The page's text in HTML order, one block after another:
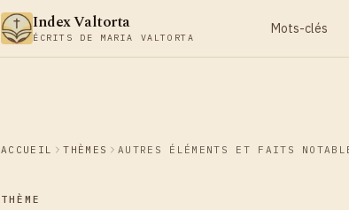
Index Valtorta
ÉCRITS DE MARIA VALTORTA
Mots-clés
ACCUEIL THÈMES AUTRES ÉLÉMENTS ET FAITS
THÈME